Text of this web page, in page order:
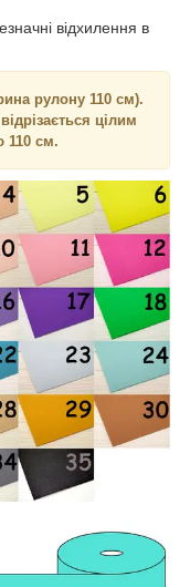
відхилення в
рулону 110 см).
цілим
110 см.